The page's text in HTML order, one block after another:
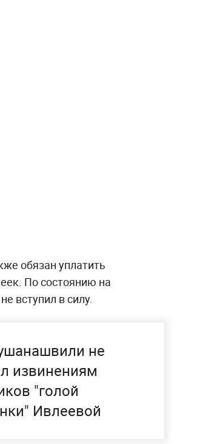
обязан уплатить
По состоянию на
вступил в силу.
не
извинениям
"голой
Ивлеевой